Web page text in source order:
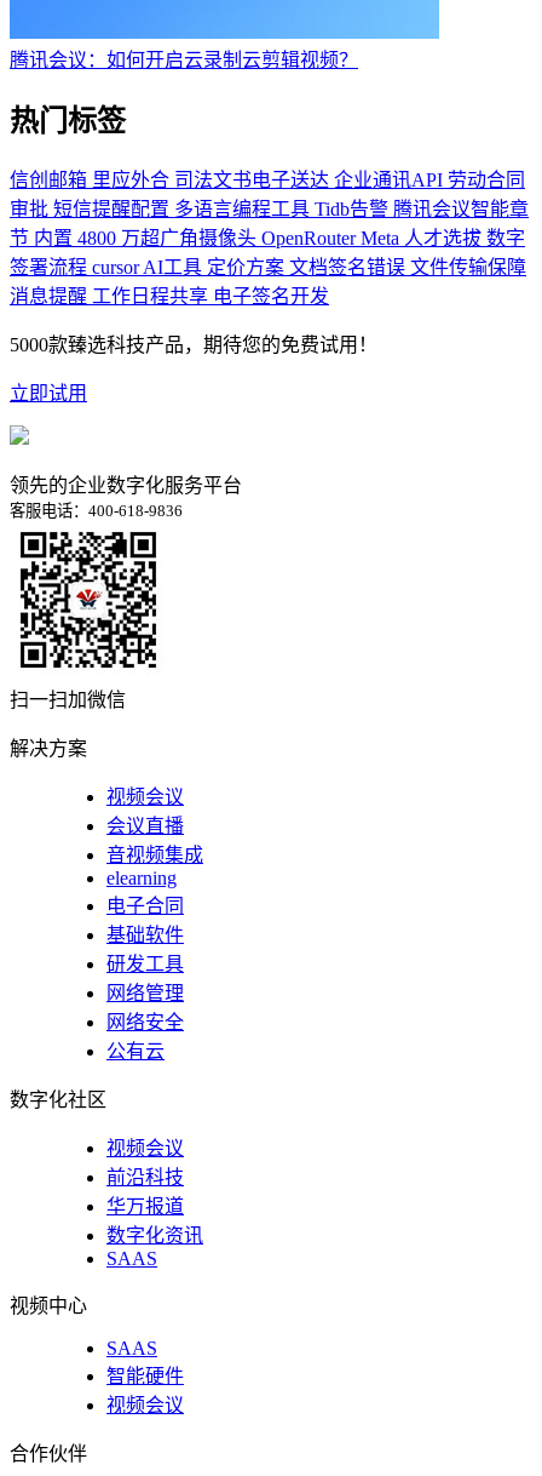
腾讯会议：如何开启云录制云剪辑视频？
热门标签
信创邮箱 里应外合 司法文书电子送达 企业通讯API 劳动合同
审批 短信提醒配置 多语言编程工具 Tidb告警 腾讯会议智能章
节 内置 4800 万超广角摄像头 OpenRouter Meta 人才选拔 数字
签署流程 cursor AI工具 定价方案 文档签名错误 文件传输保障
消息提醒 工作日程共享 电子签名开发
5000款臻选科技产品，期待您的免费试用！
立即试用
领先的企业数字化服务平台
客服电话：400-618-9836
扫一扫加微信
解决方案
视频会议
会议直播
音视频集成
elearning
电子合同
基础软件
研发工具
网络管理
网络安全
公有云
数字化社区
视频会议
前沿科技
华万报道
数字化资讯
SAAS
视频中心
SAAS
智能硬件
视频会议
合作伙伴